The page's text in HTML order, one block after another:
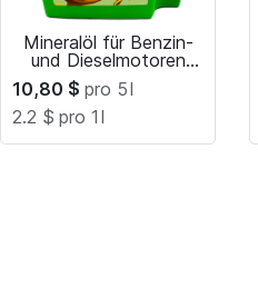
Mineralöl für Benzin-
und Dieselmotoren
SAE 60
10,80 $ pro 5l
2.2 $ pro 1 l